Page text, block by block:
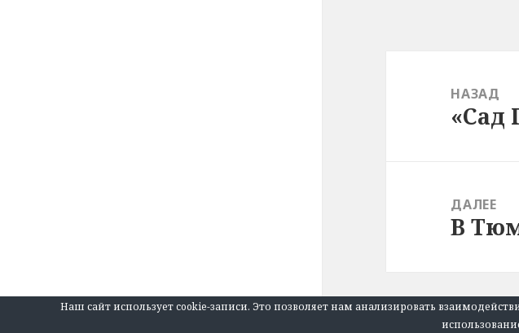
записям
НАЗАД
«Сад
ДАЛЕЕ
В
Наш сайт использует cookie-записи. Это позволяет нам анализировать